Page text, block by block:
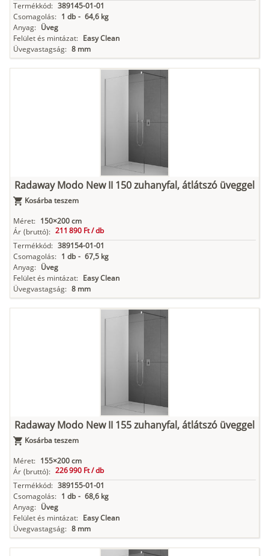
Termékkód: 389145-01-01
Csomagolás: 1 db - 64,6 kg
Anyag: Üveg
Felület és mintázat: Easy Clean
Üvegvastagság: 8 mm
Radaway Modo New II 150 zuhanyfal, átlátszó üveggel
Kosárba teszem
Méret: 150×200 cm
Ár (bruttó): 211 890 Ft /db
Termékkód: 389154-01-01
Csomagolás: 1 db - 67,5 kg
Anyag: Üveg
Felület és mintázat: Easy Clean
Üvegvastagság: 8 mm
Radaway Modo New II 155 zuhanyfal, átlátszó üveggel
Kosárba teszem
Méret: 155×200 cm
Ár (bruttó): 226 990 Ft /db
Termékkód: 389155-01-01
Csomagolás: 1 db - 68,6 kg
Anyag: Üveg
Felület és mintázat: Easy Clean
Üvegvastagság: 8 mm